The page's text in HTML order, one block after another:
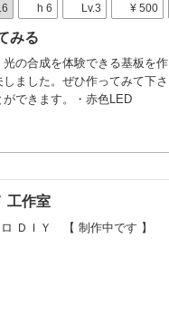
h 6 Lv.3 ¥ 500
みる
の合成を体験できる基板を
しました。ぜひ作ってみて下
ができます。・赤色LED
工作室
ＤＩＹ 【 制作中です 】